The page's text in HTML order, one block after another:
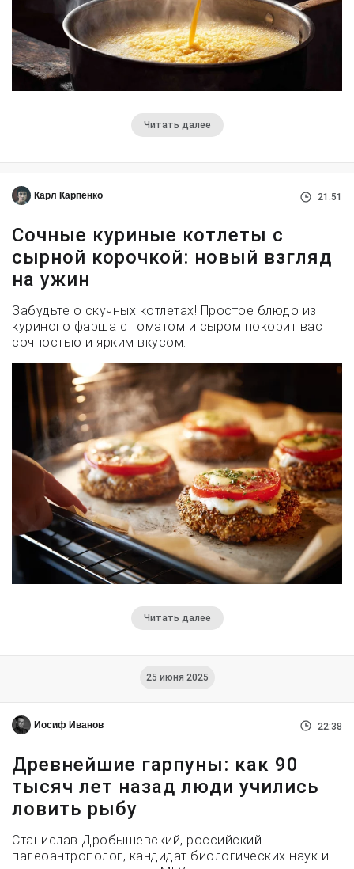
Читать далее
Карл Карпенко 21:51
Сочные куриные котлеты с
сырной корочкой: новый взгляд
на ужин
Забудьте о скучных котлетах! Простое блюдо из
куриного фарша с томатом и сыром покорит вас
сочностью и ярким вкусом.
Читать далее
25 июня 2025
Иосиф Иванов 22:38
Древнейшие гарпуны: как 90
тысяч лет назад люди учились
ловить рыбу
Станислав Дробышевский, российский
палеоантрополог, кандидат биологических наук и